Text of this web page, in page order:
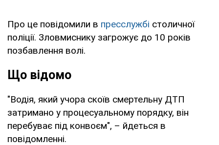
Про це повідомили в пресслужбі столичної
поліції. Зловмиснику загрожує до 10 років
позбавлення волі.
Що відомо
"Водія, який учора скоїв смертельну ДТП
затримано у процесуальному порядку, він
перебуває під конвоєм", – йдеться в
повідомленні.